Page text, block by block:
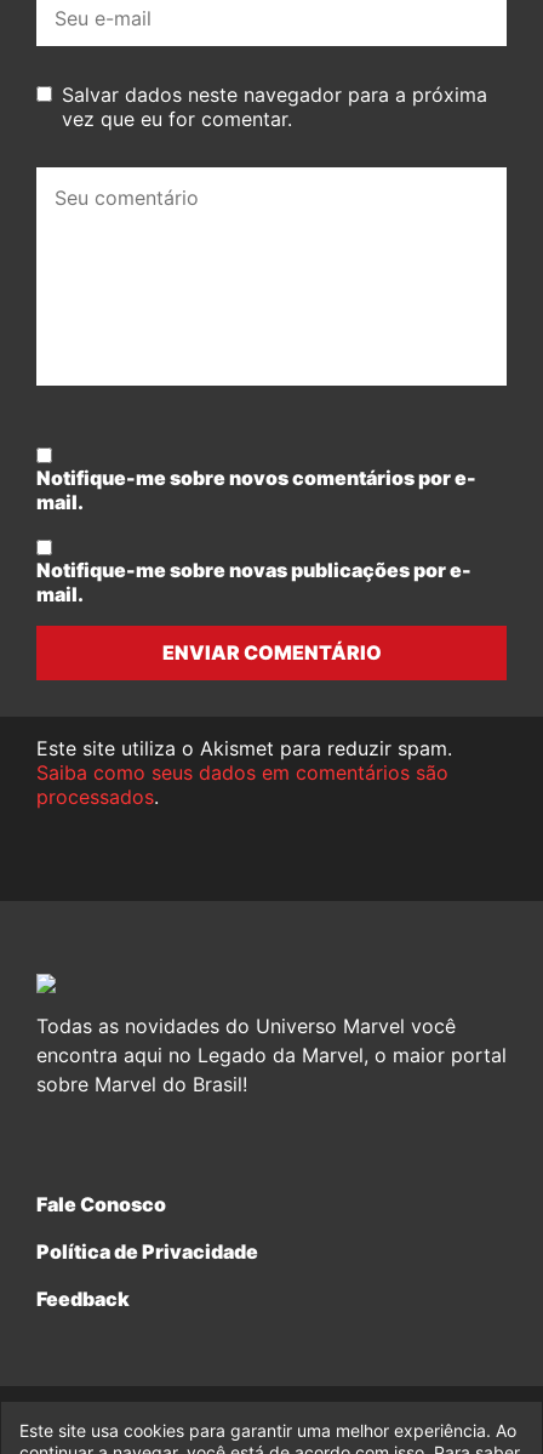
mail:
Salvar dados neste navegador para a próxima
vez que eu for comentar.
comentário:
Notifique-me sobre novos comentários por e-
mail.
Notifique-me sobre novas publicações por e-
mail.
ENVIAR COMENTÁRIO
Este site utiliza o Akismet para reduzir spam.
Saiba como seus dados em comentários são
processados.
Todas as novidades do Universo Marvel você
encontra aqui no Legado da Marvel, o maior portal
sobre Marvel do Brasil!
Fale Conosco
Política de Privacidade
Feedback
© 2017-2026 Legado da Marvel, uma empresa da Legado
Este site usa cookies para garantir uma melhor experiência. Ao